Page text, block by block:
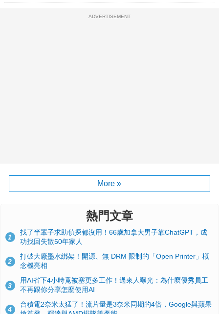
ADVERTISEMENT
More »
熱門文章
1
找了半輩子求助偵探都沒用！66歲加拿大男子靠ChatGPT，成
功找回失散50年家人
2
打破大廠墨水綁架！開源、無 DRM 限制的「Open Printer」概
念機亮相
3
用AI省下4小時竟被塞更多工作！過來人曝光：為什麼優秀員工
不再跟你分享怎麼使用AI
4
台積電2奈米太猛了！流片量是3奈米同期的4倍，Google與蘋果